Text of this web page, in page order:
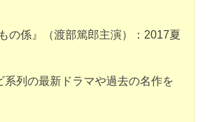
の係』（渡部篤郎主演）：2017夏
系列の最新ドラマや過去の名作を